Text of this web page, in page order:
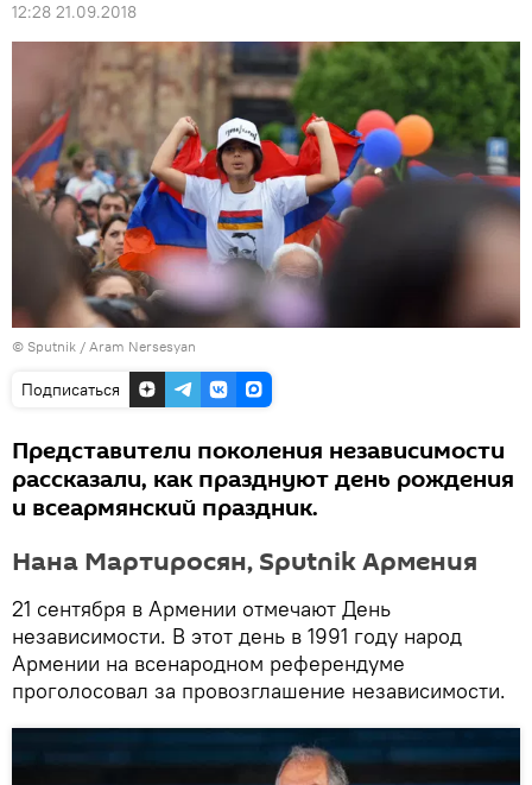
12:28 21.09.2018
© Sputnik / Aram Nersesyan
Подписаться
Представители поколения независимости
рассказали, как празднуют день рождения
и всеармянский праздник.
Нана Мартиросян, Sputnik Армения
21 сентября в Армении отмечают День
независимости. В этот день в 1991 году народ
Армении на всенародном референдуме
проголосовал за провозглашение независимости.